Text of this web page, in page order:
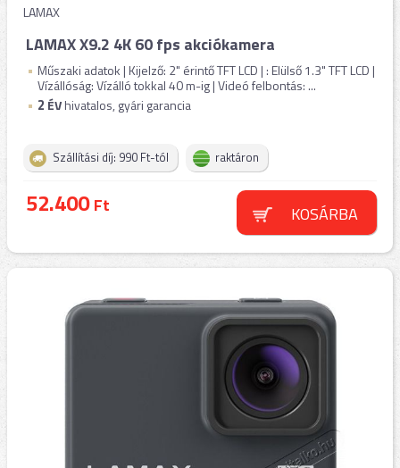
LAMAX
LAMAX X9.2 4K 60 fps akciókamera
Műszaki adatok | Kijelző: 2" érintő TFT LCD | : Elülső 1.3" TFT LCD |
Vízállóság: Vízálló tokkal 40 m-ig | Videó felbontás: ...
2 ÉVhivatalos, gyári garancia
Szállítási díj: 990 Ft-tól raktáron
52.400Ft KOSÁRBA